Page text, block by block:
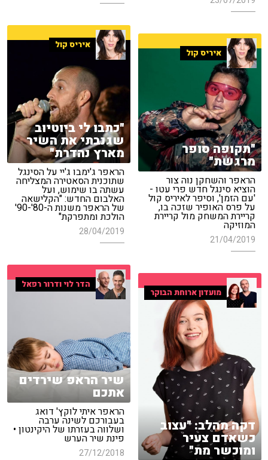
איריס קול
"כתבו לי ביוטיוב
שגנבתי את השיר
מארץ נהדרת"
הראפר ג'ימבו ג'יי על הסינגל
שתוכנית הסאטירה המצליחה
עשתה בו שימוש, ועל
האלבום החדש: "הקלישאה
של הראפר משנות ה-80'-90'
הולכת ומתפרקת"
28/04/2019
איריס קול
"תקופה סופר
מרגשת"
הראפר והשחקן נוה צור
הוציא סינגל חדש פרי עטו -
'עם הזמן', וסיפר לאיריס קול
על פרס האופיר שזכה בו,
קריירת המשחק מול קריירת
המוזיקה
21/04/2019
הדר לוי ודרור רפאל
שיר הראפ שירדים
אתכם
הראפר איתי לוקץ' דואג
בעבורכם לשינה ערבה
ושלווה בעזרתו של היקינטון •
פינת שיר הערש
27/12/2018
מועדון ארוחת הבוקר
דקה מהלב: "עצוב
כשאדם צעיר
ומוכשר מת"